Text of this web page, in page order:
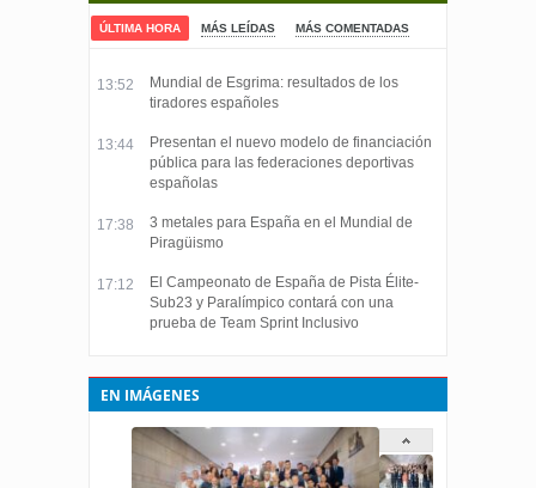
ÚLTIMA HORA MÁS LEÍDAS MÁS COMENTADAS
13:52
Mundial de Esgrima: resultados de los
tiradores españoles
13:44
Presentan el nuevo modelo de financiación
pública para las federaciones deportivas
españolas
17:38
3 metales para España en el Mundial de
Piragüismo
17:12
El Campeonato de España de Pista Élite-
Sub23 y Paralímpico contará con una
prueba de Team Sprint Inclusivo
EN IMÁGENES